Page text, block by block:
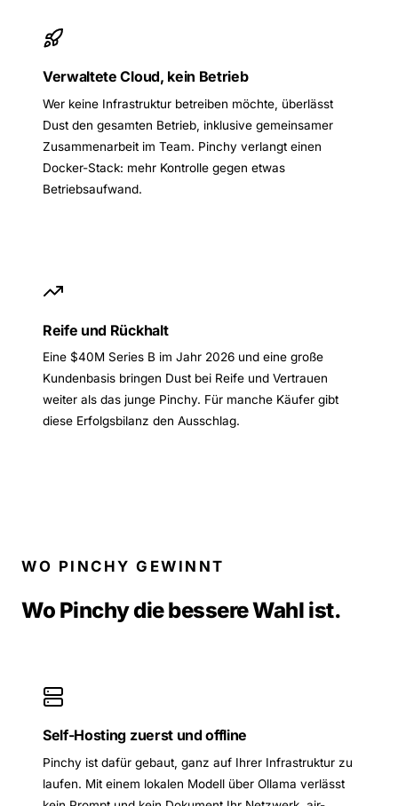
Verwaltete Cloud, kein Betrieb
Wer keine Infrastruktur betreiben möchte, überlässt
Dust den gesamten Betrieb, inklusive gemeinsamer
Zusammenarbeit im Team. Pinchy verlangt einen
Docker-Stack: mehr Kontrolle gegen etwas
Betriebsaufwand.
Reife und Rückhalt
Eine $40M Series B im Jahr 2026 und eine große
Kundenbasis bringen Dust bei Reife und Vertrauen
weiter als das junge Pinchy. Für manche Käufer gibt
diese Erfolgsbilanz den Ausschlag.
WO PINCHY GEWINNT
Wo Pinchy die bessere Wahl ist.
Self-Hosting zuerst und offline
Pinchy ist dafür gebaut, ganz auf Ihrer Infrastruktur zu
laufen. Mit einem lokalen Modell über Ollama verlässt